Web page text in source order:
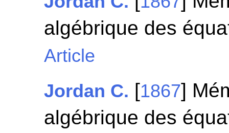
algébrique des
Article
Jordan C. [1867]
algébrique des